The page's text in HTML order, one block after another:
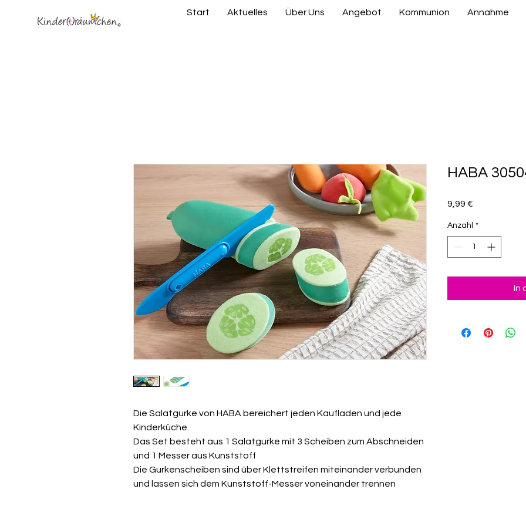
Start Aktuelles Über Uns Angebot Kommunion Annahme
Die Salatgurke von HABA bereichert jeden Kaufladen und jede
Kinderküche
Das Set besteht aus 1 Salatgurke mit 3 Scheiben zum Abschneiden
und 1 Messer aus Kunststoff
Die Gurkenscheiben sind über Klettstreifen miteinander verbunden
und lassen sich dem Kunststoff-Messer voneinander trennen
HABA
9,99 €
Anzahl *
In